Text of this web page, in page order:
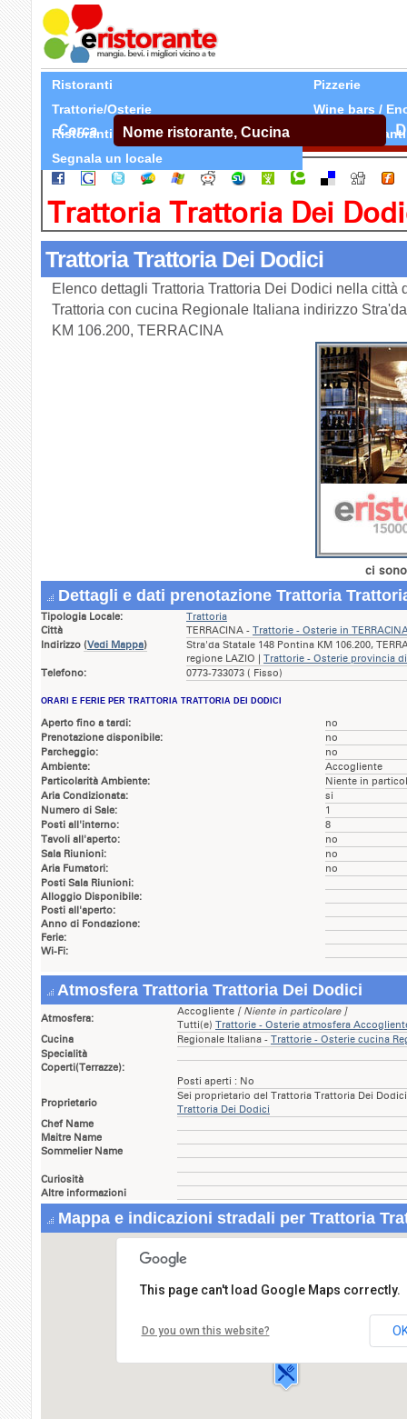
Ristoranti
Pizzerie
Trattorie/Osterie
Wine bars /
Ristoranti Etnici
Tutti Ristoranti
Segnala un locale
Cerca
Trattoria Trattoria Dei
Trattoria Trattoria Dei Dodici
Elenco dettagli Trattoria Trattoria Dei Dodici nella città
Trattoria con cucina Regionale Italiana indirizzo
KM 106.200, TERRACINA
ci
Dettagli e dati prenotazione Trattoria
Tipologia Locale:
Trattoria
Città
TERRACINA - Trattorie - Osterie in
Indirizzo (Vedi Mappa)
Stra'da Statale 148 Pontina KM 106.200,
regione LAZIO | Trattorie - Osterie provincia
Telefono:
0773-733073 ( Fisso)
ORARI E FERIE PER TRATTORIA TRATTORIA DEI DODICI
Aperto fino a tardi:
no
Prenotazione disponibile:
no
Parcheggio:
no
Ambiente:
Accogliente
Particolarità Ambiente:
Niente in
Aria Condizionata:
si
Numero di Sale:
1
Posti all'interno:
8
Tavoli all'aperto:
no
Sala Riunioni:
no
Aria Fumatori:
no
Posti Sala Riunioni:
Alloggio Disponibile:
Posti all'aperto:
Anno di Fondazione:
Ferie:
Wi-Fi:
Atmosfera Trattoria Trattoria Dei Dodici
Atmosfera:
Accogliente [ Niente in particolare ]
Tutti(e) Trattorie - Osterie atmosfera
Cucina
Regionale Italiana - Trattorie - Osterie cucina
Specialità
Coperti(Terrazze):
Posti aperti : No
Proprietario
Sei proprietario del Trattoria Trattoria Dei
Trattoria Dei Dodici
Chef Name
Maitre Name
Sommelier Name
Curiosità
Altre informazioni
Mappa e indicazioni stradali per Trattoria
Pontina,KM 106.200
This page can't load Google Maps correctly.
Do you own this website?